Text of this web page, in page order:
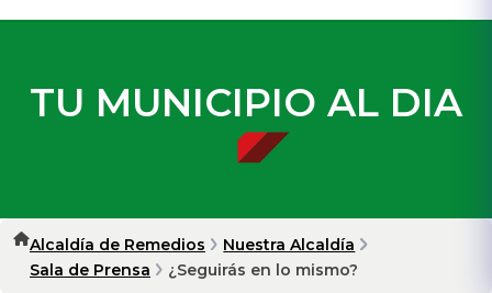
TU MUNICIPIO AL DIA
Alcaldía de Remedios
Nuestra Alcaldía
Sala de Prensa
¿Seguirás en lo mismo?